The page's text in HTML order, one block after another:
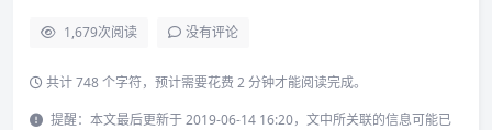
1,679次阅读 没有评论
共计 748 个字符，预计需要花费 2 分钟才能阅读完成。
提醒：本文最后更新于 2019-06-14 16:20，文中所关联的信息可能已